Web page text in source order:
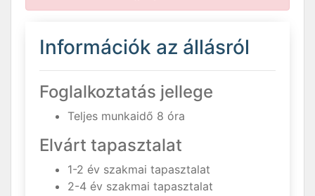
Információk az állásról
Foglalkoztatás jellege
Teljes munkaidő 8 óra
Elvárt tapasztalat
1-2 év szakmai tapasztalat
2-4 év szakmai tapasztalat